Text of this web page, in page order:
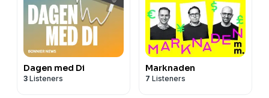
Dagen med Di
3 Listeners
Marknaden
7 Listeners